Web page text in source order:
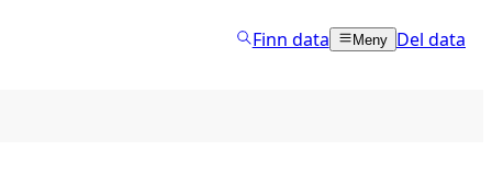
Finn data Meny Del data